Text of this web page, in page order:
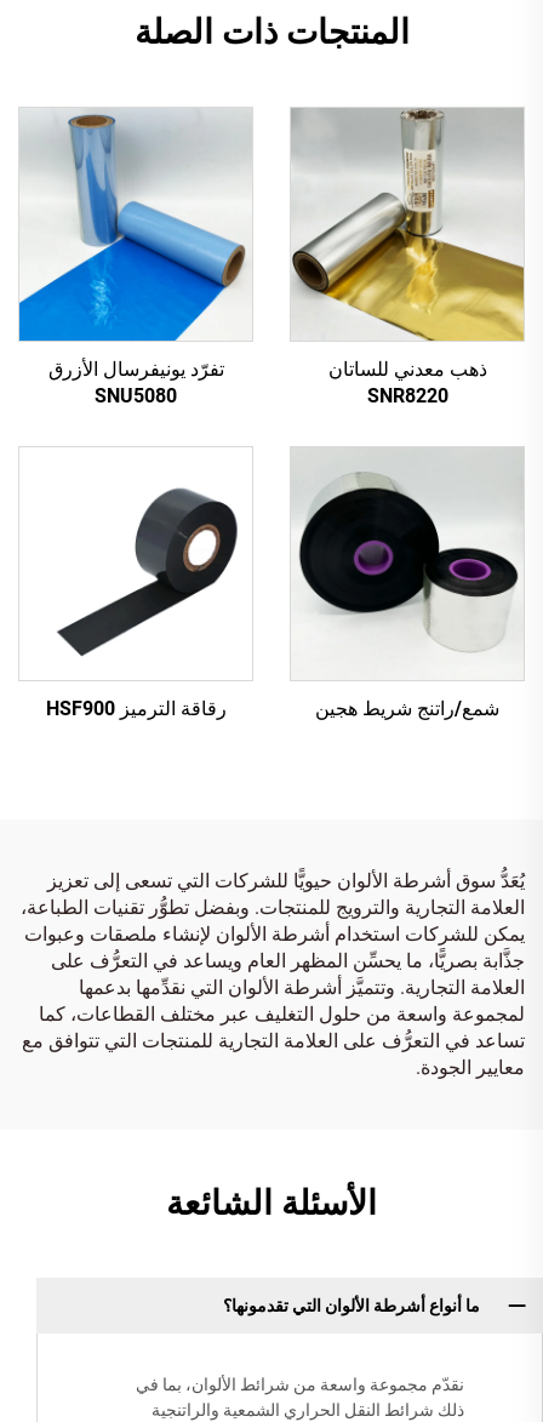
المنتجات ذات الصلة
ذهب معدني للساتان
SNR8220
تفرّد يونيفرسال الأزرق
SNU5080
شمع/راتنج شريط هجين رقاقة الترميز HSF900
يُعَدُّ سوق أشرطة الألوان حيويًّا للشركات التي تسعى إلى تعزيز
العلامة التجارية والترويج للمنتجات. وبفضل تطوُّر تقنيات الطباعة،
يمكن للشركات استخدام أشرطة الألوان لإنشاء ملصقات وعبوات
جذَّابة بصريًّا، ما يحسِّن المظهر العام ويساعد في التعرُّف على
العلامة التجارية. وتتميَّز أشرطة الألوان التي نقدِّمها بدعمها
لمجموعة واسعة من حلول التغليف عبر مختلف القطاعات، كما
تساعد في التعرُّف على العلامة التجارية للمنتجات التي تتوافق مع
معايير الجودة.
الأسئلة الشائعة
ما أنواع أشرطة الألوان التي تقدمونها؟
نقدّم مجموعة واسعة من شرائط الألوان، بما في
ذلك شرائط النقل الحراري الشمعية والراتنجية